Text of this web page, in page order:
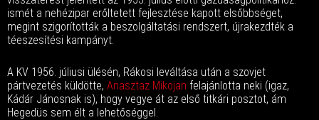
ismét a nehézipar erőltetett fejlesztése kapott elsőbbséget,
megint szigorították a beszolgáltatási rendszert, újrakezdték a
téeszesítési kampányt.
A KV 1956. júliusi ülésén, Rákosi leváltása után a szovjet
pártvezetés küldötte, Anasztaz Mikojan felajánlotta neki (igaz,
Kádár Jánosnak is), hogy vegye át az első titkári posztot, ám
Hegedüs sem élt a lehetőséggel.